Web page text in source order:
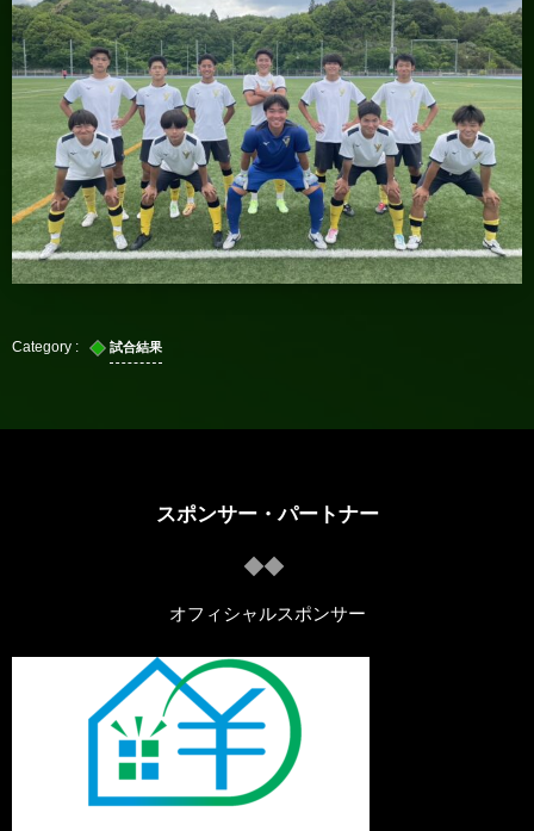
試合結果
スポンサー・パートナー
オフィシャルスポンサー